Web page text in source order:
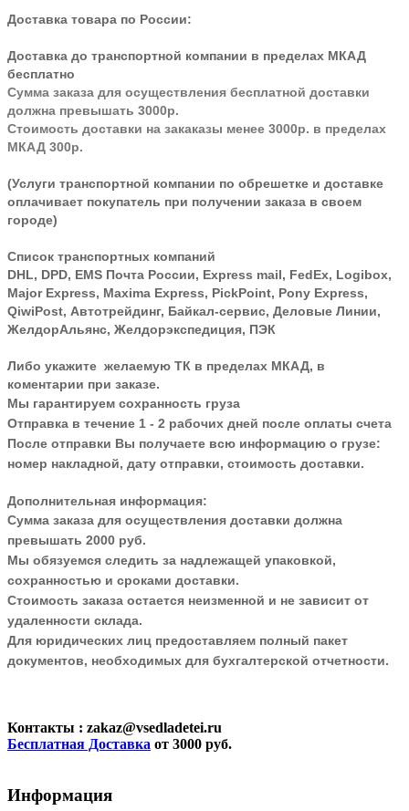
Доставка товара по России:
Доставка до транспортной компании в пределах МКАД
бесплатно
Сумма заказа для осуществления бесплатной доставки
должна превышать 3000р.
Стоимость доставки на закаказы менее 3000р. в пределах
МКАД 300р.
(Услуги транспортной компании по обрешетке и доставке
оплачивает покупатель при получении заказа в своем
городе)
Список транспортных компаний
DHL, DPD, EMS Почта России, Express mail, FedEx, Logibox,
Major Express, Maxima Express, PickPoint, Pony Express,
QiwiPost, Автотрейдинг, Байкал-сервис, Деловые Линии,
ЖелдорАльянс, Желдорэкспедиция, ПЭК
Либо укажите желаемую ТК в пределах МКАД, в
коментарии при заказе.
Мы гарантируем сохранность груза
Отправка в течение 1 - 2 рабочих дней после оплаты счета
После отправки Вы получаете всю информацию о грузе:
номер накладной, дату отправки, стоимость доставки.
Дополнительная информация:
Сумма заказа для осуществления доставки должна
превышать 2000 руб.
Мы обязуемся следить за надлежащей упаковкой,
сохранностью и сроками доставки.
Стоимость заказа остается неизменной и не зависит от
удаленности склада.
Для юридических лиц предоставляем полный пакет
документов, необходимых для бухгалтерской отчетности.
Контакты : zakaz@vsedladetei.ru
Бесплатная Доставка от 3000 руб.
Информация